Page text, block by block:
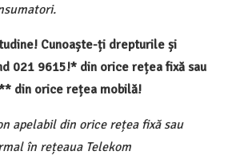
Cunoaște-ți drepturile și
021 9615!* din orice rețea fixă sau
din orice rețea mobilă!
apelabil din orice rețea fixă sau
în rețeaua Telekom